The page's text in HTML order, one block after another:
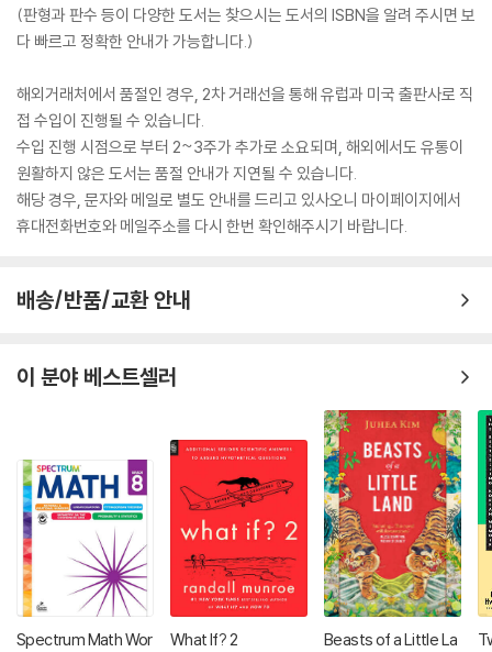
(판형과 판수 등이 다양한 도서는 찾으시는 도서의 ISBN을 알려 주시면 보
다 빠르고 정확한 안내가 가능합니다.)
해외거래처에서 품절인 경우, 2차 거래선을 통해 유럽과 미국 출판사로 직
접 수입이 진행될 수 있습니다.
수입 진행 시점으로 부터 2~3주가 추가로 소요되며, 해외에서도 유통이
원활하지 않은 도서는 품절 안내가 지연될 수 있습니다.
해당 경우, 문자와 메일로 별도 안내를 드리고 있사오니 마이페이지에서
휴대전화번호와 메일주소를 다시 한번 확인해주시기 바랍니다.
배송/반품/교환 안내
이 분야 베스트셀러
Spectrum Math Wor
What If? 2
Beasts of a Little La